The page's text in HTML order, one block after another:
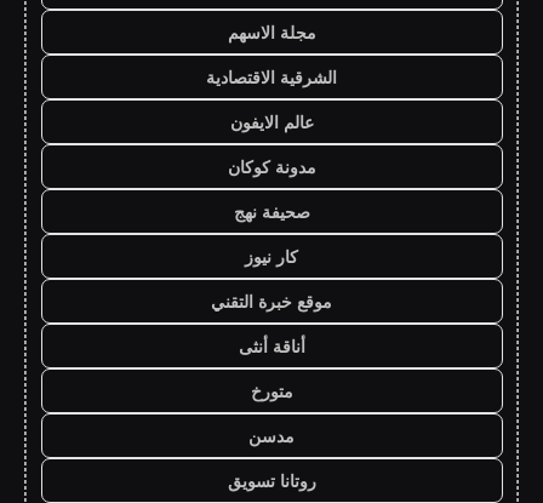
مجلة الاسهم
الشرقية الاقتصادية
عالم الايفون
مدونة كوكان
صحيفة نهج
كار نيوز
موقع خبرة التقني
أناقة أنثى
متورخ
مدسن
روتانا تسويق